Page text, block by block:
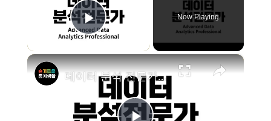
Play Video
Now Playing
×
데이터 분석 전문가 ADP 실기 수업소개 (출제 경향 및 공부 방법)